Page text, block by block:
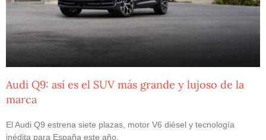
Audi Q9: así es el SUV más grande y lujoso de la
marca
El Audi Q9 estrena siete plazas, motor V6 diésel y tecnología
inédita para España este año.